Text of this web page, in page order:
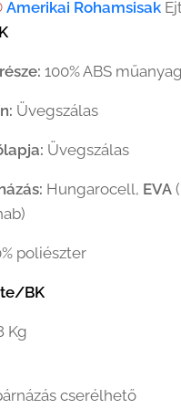
Amerikai Rohamsisak
100% ABS műanyag
Üvegszálas
Üvegszálas
Hungarocell, EVA
poliészter
BK
Kg
cserélhető